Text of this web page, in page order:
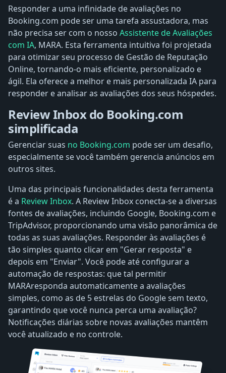
Responder a uma infinidade de avaliações no
Booking.com pode ser uma tarefa assustadora, mas
não precisa ser com o nosso Assistente de Avaliações
com IA, MARA. Esta ferramenta intuitiva foi projetada
para otimizar seu processo de Gestão de Reputação
Online, tornando-o mais eficiente, personalizado e
ágil. Ela oferece a melhor e mais personalizada IA ​​para
responder e analisar as avaliações dos seus hóspedes.
Review Inbox do Booking.com
simplificada
Gerenciar suas no Booking.com pode ser um desafio,
especialmente se você também gerencia anúncios em
outros sites.
Uma das principais funcionalidades desta ferramenta
é a Review Inbox. A Review Inbox conecta-se a diversas
fontes de avaliações, incluindo Google, Booking.com e
TripAdvisor, proporcionando uma visão panorâmica de
todas as suas avaliações. Responder às avaliações é
tão simples quanto clicar em "Gerar resposta" e
depois em "Enviar". Você pode até configurar a
automação de respostas: que tal permitir
MARAresponda automaticamente a avaliações
simples, como as de 5 estrelas do Google sem texto,
garantindo que você nunca perca uma avaliação?
Notificações diárias sobre novas avaliações mantêm
você atualizado e no controle.